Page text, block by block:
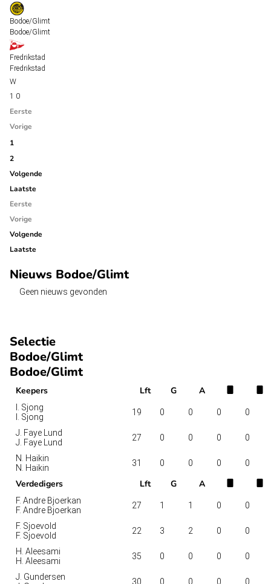
Bodoe/Glimt
Bodoe/Glimt
Fredrikstad
Fredrikstad
1 0
Eerste
Vorige
1
2
Volgende
Laatste
Eerste
Vorige
Volgende
Laatste
Nieuws Bodoe/Glimt
Geen nieuws gevonden
Selectie
Bodoe/Glimt
Bodoe/Glimt
Keepers Lft G A
I. Sjong
I. Sjong
19 0 0 0 0
J. Faye Lund
J. Faye Lund
27 0 0 0 0
N. Haikin
N. Haikin
31 0 0 0 0
Verdedigers Lft G A
F. Andre Bjoerkan
F. Andre Bjoerkan
27 1 1 0 0
F. Sjoevold
F. Sjoevold
22 3 2 0 0
H. Aleesami
H. Aleesami
35 0 0 0 0
J. Gundersen
30 0 0 0 0